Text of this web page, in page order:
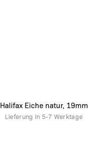
Halifax Eiche natur, 19mm
Lieferung in 5-7 Werktage